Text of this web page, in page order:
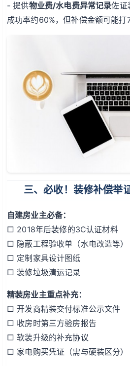
- 提供物业费/水电费异常记录佐证
成功率约60%，但补偿金额可能
三、必收！装修补偿举
自建房业主必备：
□ 2018年后装修的3C认证材料
□ 隐蔽工程验收单（水电改造等）
□ 定制家具设计图纸
□ 装修垃圾清运记录
精装房业主重点补充：
□ 开发商精装交付标准公示文件
□ 收房时第三方验房报告
□ 软装升级的补充协议
□ 家电购买凭证（需与硬装区分）